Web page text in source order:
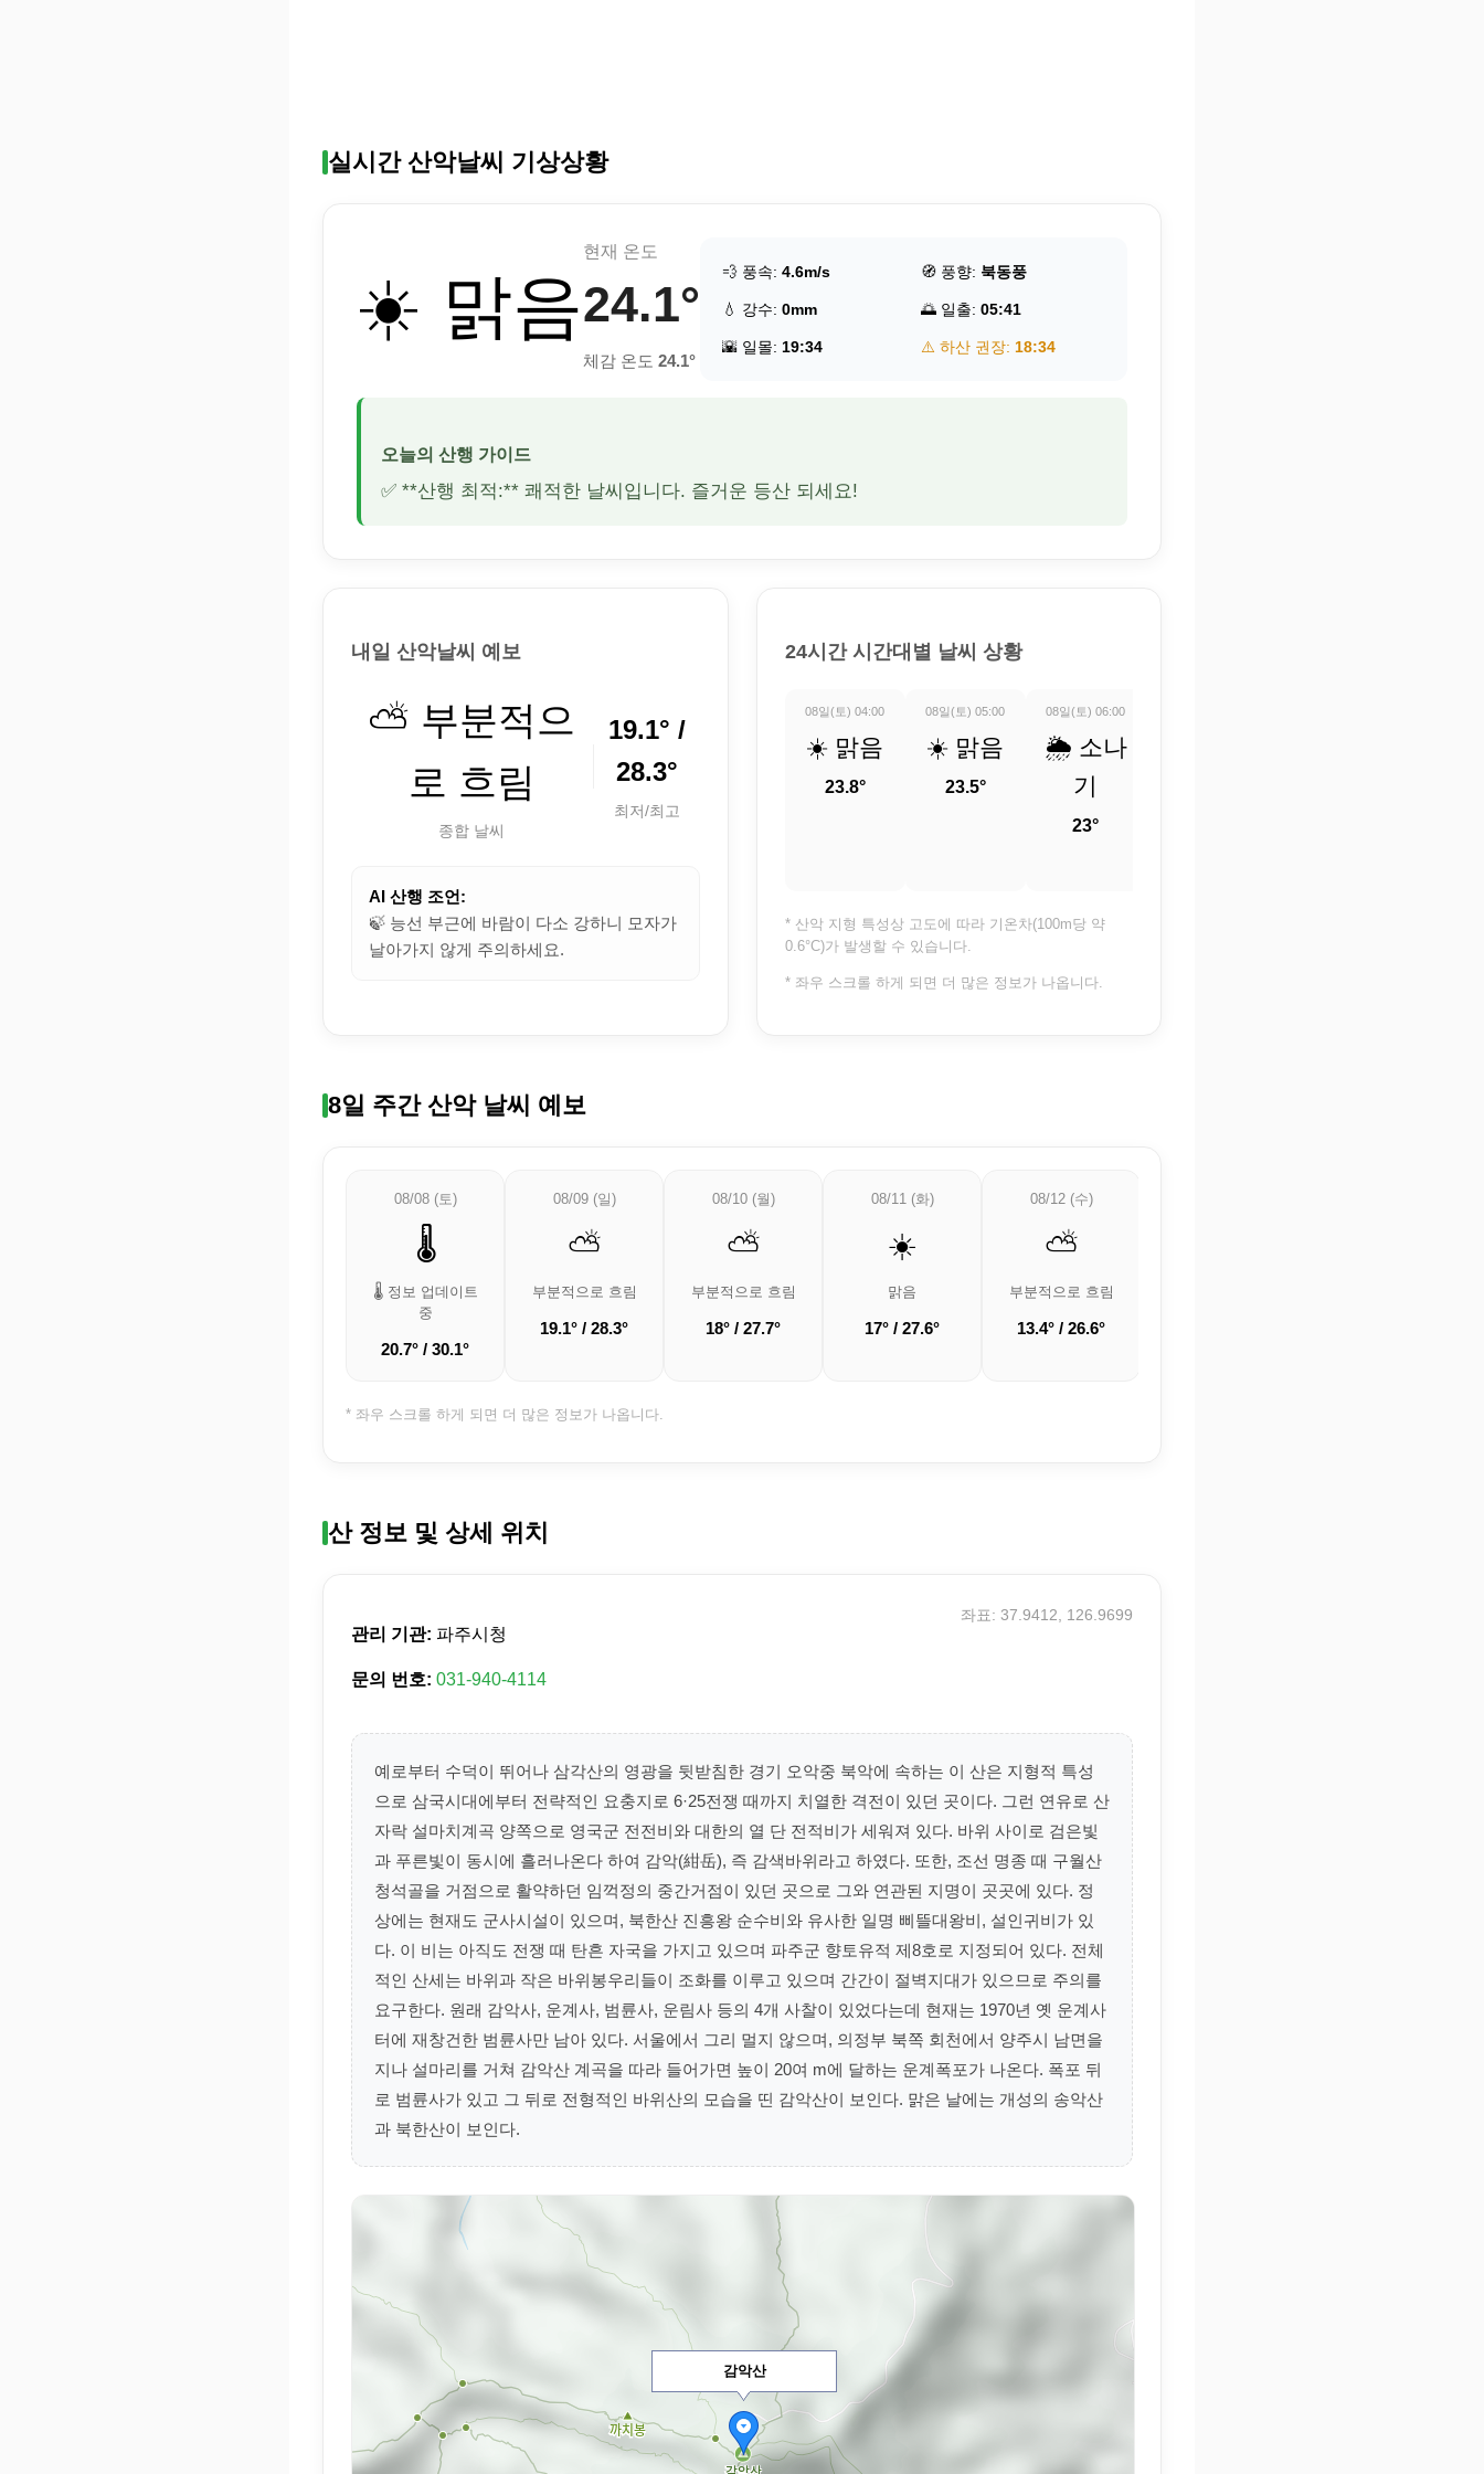
실시간 산악날씨 기상상황
☀️ 맑음
현재 온도
24.1°
체감 온도 24.1°
💨 풍속: 4.6m/s 🧭 풍향: 북동풍
💧 강수: 0mm 🌅 일출: 05:41
🌇 일몰: 19:34 ⚠️ 하산 권장: 18:34
오늘의 산행 가이드
✅ **산행 최적:** 쾌적한 날씨입니다. 즐거운 등산 되세요!
내일 산악날씨 예보
⛅ 부분적으
로 흐림
종합 날씨
19.1° /
28.3°
최저/최고
AI 산행 조언:
🍃 능선 부근에 바람이 다소 강하니 모자가
날아가지 않게 주의하세요.
24시간 시간대별 날씨 상황
08일(토) 04:00
☀️ 맑음
23.8°
08일(토) 05:00
☀️ 맑음
23.5°
08일(토) 06:00
🌦️ 소나
기
23°
* 산악 지형 특성상 고도에 따라 기온차(100m당 약
0.6°C)가 발생할 수 있습니다.
* 좌우 스크롤 하게 되면 더 많은 정보가 나옵니다.
8일 주간 산악 날씨 예보
08/08 (토)
🌡️
🌡️ 정보 업데이트
중
20.7° / 30.1°
08/09 (일)
⛅
부분적으로 흐림
19.1° / 28.3°
08/10 (월)
⛅
부분적으로 흐림
18° / 27.7°
08/11 (화)
☀️
맑음
17° / 27.6°
08/12 (수)
⛅
부분적으로 흐림
13.4° / 26.6°
* 좌우 스크롤 하게 되면 더 많은 정보가 나옵니다.
산 정보 및 상세 위치
관리 기관: 파주시청
문의 번호: 031-940-4114
좌표: 37.9412, 126.9699
예로부터 수덕이 뛰어나 삼각산의 영광을 뒷받침한 경기 오악중 북악에 속하는 이 산은 지형적 특성
으로 삼국시대에부터 전략적인 요충지로 6·25전쟁 때까지 치열한 격전이 있던 곳이다. 그런 연유로 산
자락 설마치계곡 양쪽으로 영국군 전전비와 대한의 열 단 전적비가 세워져 있다. 바위 사이로 검은빛
과 푸른빛이 동시에 흘러나온다 하여 감악(紺岳), 즉 감색바위라고 하였다. 또한, 조선 명종 때 구월산
청석골을 거점으로 활약하던 임꺽정의 중간거점이 있던 곳으로 그와 연관된 지명이 곳곳에 있다. 정
상에는 현재도 군사시설이 있으며, 북한산 진흥왕 순수비와 유사한 일명 삐뜰대왕비, 설인귀비가 있
다. 이 비는 아직도 전쟁 때 탄흔 자국을 가지고 있으며 파주군 향토유적 제8호로 지정되어 있다. 전체
적인 산세는 바위과 작은 바위봉우리들이 조화를 이루고 있으며 간간이 절벽지대가 있으므로 주의를
요구한다. 원래 감악사, 운계사, 범륜사, 운림사 등의 4개 사찰이 있었다는데 현재는 1970년 옛 운계사
터에 재창건한 범륜사만 남아 있다. 서울에서 그리 멀지 않으며, 의정부 북쪽 회천에서 양주시 남면을
지나 설마리를 거쳐 감악산 계곡을 따라 들어가면 높이 20여 m에 달하는 운계폭포가 나온다. 폭포 뒤
로 범륜사가 있고 그 뒤로 전형적인 바위산의 모습을 띤 감악산이 보인다. 맑은 날에는 개성의 송악산
과 북한산이 보인다.
감악산